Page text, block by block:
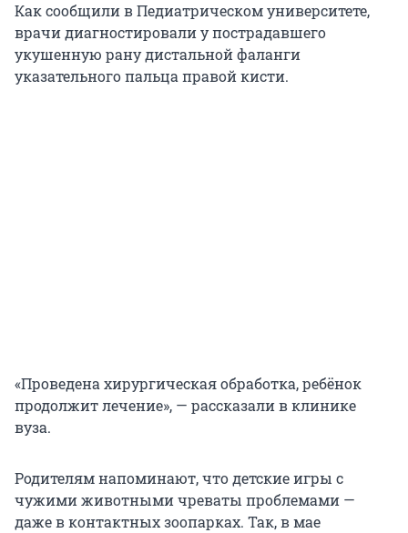
Как сообщили в Педиатрическом университете,
врачи диагностировали у пострадавшего
укушенную рану дистальной фаланги
указательного пальца правой кисти.
«Проведена хирургическая обработка, ребёнок
продолжит лечение», — рассказали в клинике
вуза.
Родителям напоминают, что детские игры с
чужими животными чреваты проблемами —
даже в контактных зоопарках. Так, в мае